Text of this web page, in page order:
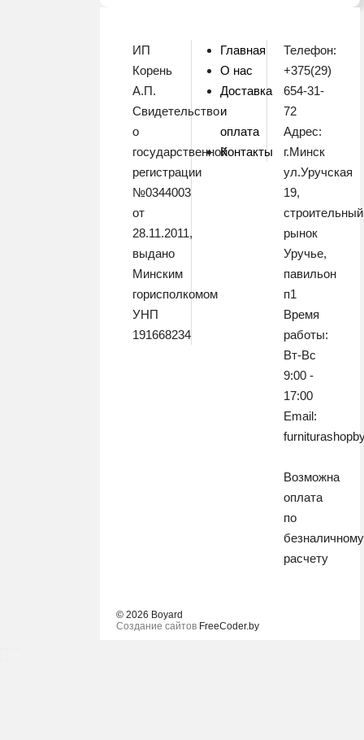
ИП
Корень
А.П.
Свидетельство
о
государственной
регистрации
№0344003
от
28.11.2011,
выдано
Минским
горисполкомом
УНП
191668234
Главная
О нас
Доставка
и
оплата
Контакты
Телефон:
+375(29)
654-31-
72
Адрес:
г.Минск
ул.Уручская
19,
строительный
рынок
Уручье,
павильон
п1
Время
работы:
Вт-Вс
9:00 -
17:00
Email:
Возможна
оплата
по
безналичному
расчету
© 2026 Boyard
Создание сайтов FreeCoder.by